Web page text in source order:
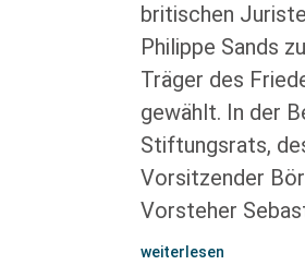
britischen
Philippe Sands
Träger des
gewählt. In der
Stiftungsrats,
Vorsitzender
Vorsteher
weiterlesen